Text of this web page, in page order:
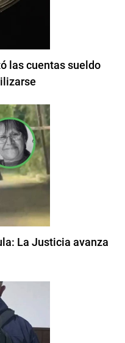
las cuentas sueldo
La Justicia avanza